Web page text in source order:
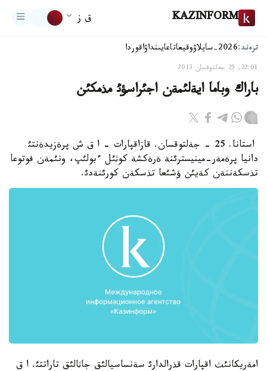
KAZINFORM ق ز
ترەند:2026-سايلاۋ وقيعاتاعايىنداۋاقوردا
22:01, 25 جەلتوقسان 2013
باراك وباما ايةلئمةن اجئراسؤئ مذمكئن
استانا. 25 - جةلتوقسان. قازاقپارات - ا ق ش پرةزيدةنتئ
دانيا پرةمةر-مينيسترئنة ةرةكشة كوثئل ءبولئپ، ونئمةن فوتوعا
تذسكةننةن كةيئن ؤشئعا تذسكةن كورئنةدئ.
امةريكانئث اقپارات قذرالدارئ سةنساسيالئق جاثالئق تاراتتئ. ا ق